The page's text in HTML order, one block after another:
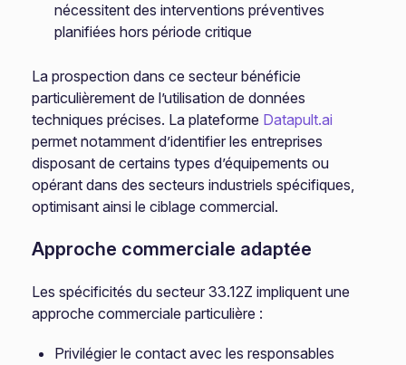
nécessitent des interventions préventives
planifiées hors période critique
La prospection dans ce secteur bénéficie
particulièrement de l’utilisation de données
techniques précises. La plateforme Datapult.ai
permet notamment d’identifier les entreprises
disposant de certains types d’équipements ou
opérant dans des secteurs industriels spécifiques,
optimisant ainsi le ciblage commercial.
Approche commerciale adaptée
Les spécificités du secteur 33.12Z impliquent une
approche commerciale particulière :
Privilégier le contact avec les responsables